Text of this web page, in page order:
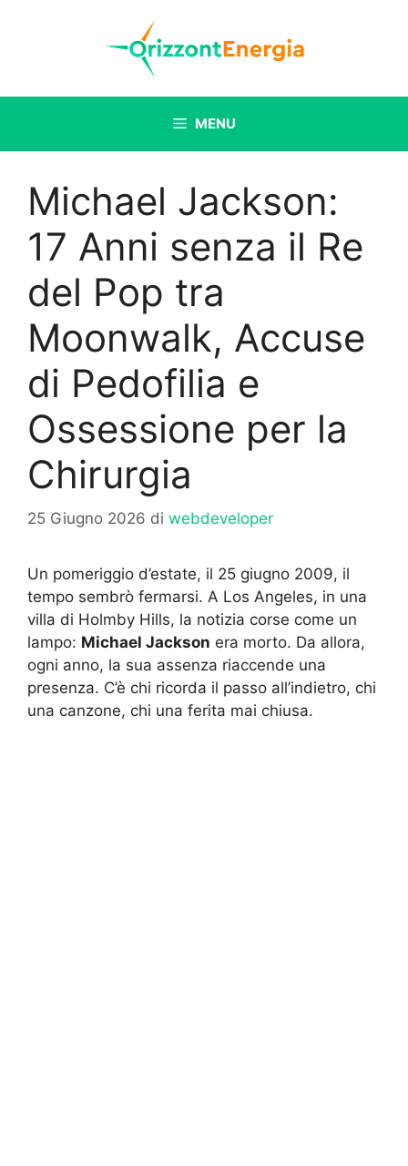
MENU
Michael Jackson:
17 Anni senza il Re
del Pop tra
Moonwalk, Accuse
di Pedofilia e
Ossessione per la
Chirurgia
25 Giugno 2026 di webdeveloper
Un pomeriggio d’estate, il 25 giugno 2009, il
tempo sembrò fermarsi. A Los Angeles, in una
villa di Holmby Hills, la notizia corse come un
lampo: Michael Jackson era morto. Da allora,
ogni anno, la sua assenza riaccende una
presenza. C’è chi ricorda il passo all’indietro, chi
una canzone, chi una ferita mai chiusa.